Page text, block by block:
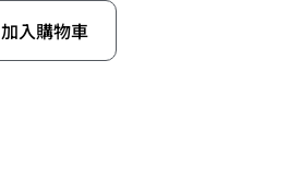
加入購物車